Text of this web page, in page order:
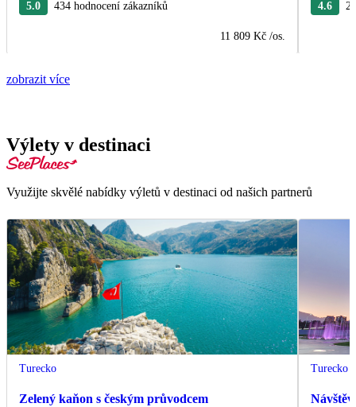
5.0 434 hodnocení zákazníků
11 809 Kč /os.
4.6
zobrazit více
Výlety v destinaci
Využijte skvělé nabídky výletů v destinaci od našich partnerů
Turecko
Zelený kaňon s českým průvodcem
Turecko